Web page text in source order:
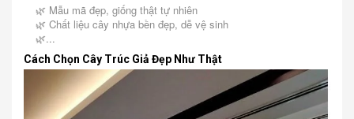
🌿 Mẫu mã đẹp, giống thật tự nhiên
🌿 Chất liệu cây nhựa bền đẹp, dễ vệ sinh
🌿...
Cách Chọn Cây Trúc Giả Đẹp Như Thật